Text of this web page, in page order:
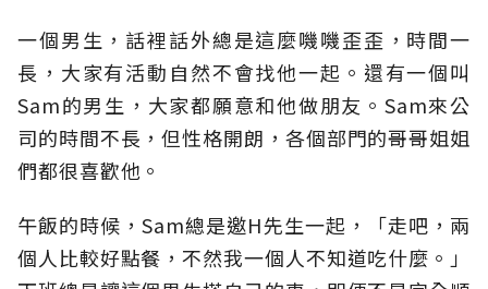
一個男生，話裡話外總是這麼嘰嘰歪歪，時間一
長，大家有活動自然不會找他一起。還有一個叫
Sam的男生，大家都願意和他做朋友。Sam來公
司的時間不長，但性格開朗，各個部門的哥哥姐姐
們都很喜歡他。
午飯的時候，Sam總是邀H先生一起，「走吧，兩
個人比較好點餐，不然我一個人不知道吃什麼。」